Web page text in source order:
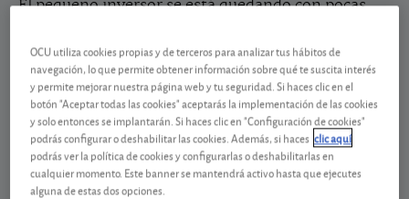
El pequeño inversor se está quedando con pocas
rentabilidad interesante. La estrategia del Banco
Central Europeo de mantener su tipo oficial en el
0,75% para evitar – o al menos reducir – los efectos
de la recesión en Europa ha provocado que la
rentabilidad que ofrecen productos de ahorro como
los depósitos sea cada vez más discreta.
OCU utiliza cookies propias y de terceros para analizar tus hábitos de
navegación, lo que permite obtener información sobre qué te suscita interés
y permite mejorar nuestra página web y tu seguridad. Si haces clic en el
botón "Aceptar todas las cookies" aceptarás la implementación de las cookies
y solo entonces se implantarán. Si haces clic en "Configuración de cookies"
podrás configurar o deshabilitar las cookies. Además, si haces clic aquí
podrás ver la política de cookies y configurarlas o deshabilitarlas en
cualquier momento. Este banner se mantendrá activo hasta que ejecutes
alguna de estas dos opciones.